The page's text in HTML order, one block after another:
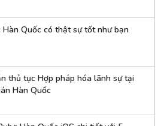
Quốc có thật sự tốt như bạn
thủ tục Hợp pháp hóa lãnh sự tại
Hàn Quốc